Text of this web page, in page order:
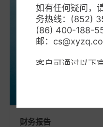
财务
报告
财务报告
如有任何疑问，
务热线：(852)
(86) 400-188-
邮：
客户可通过以下
hk/home.html)
2.	守网者